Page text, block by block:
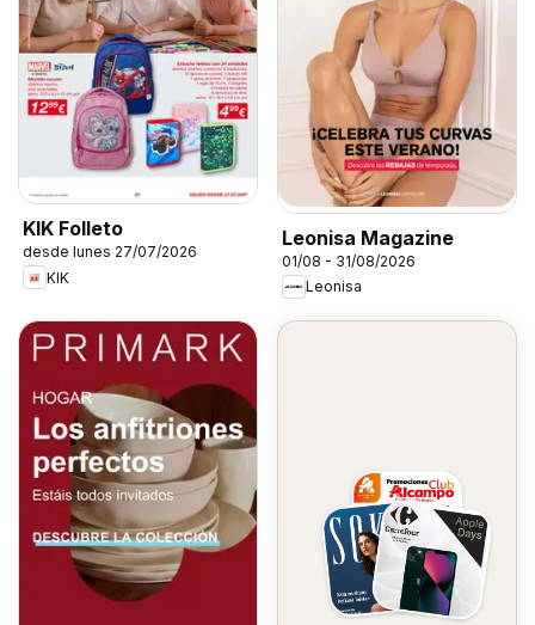
KIK Folleto
desde lunes 27/07/2026
KIK
Leonisa Magazine
01/08 - 31/08/2026
Leonisa